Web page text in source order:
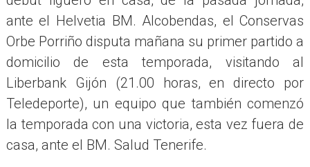
ante el Helvetia BM. Alcobendas, el Conservas
Orbe Porriño disputa mañana su primer partido a
domicilio de esta temporada, visitando al
Liberbank Gijón (21.00 horas, en directo por
Teledeporte), un equipo que también comenzó
la temporada con una victoria, esta vez fuera de
casa, ante el BM. Salud Tenerife.